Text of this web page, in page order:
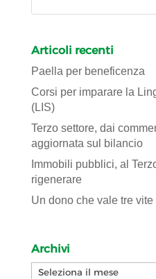
Articoli recenti
Paella per beneficenza
Corsi per imparare la
(LIS)
Terzo settore, dai
aggiornata sul bilancio
Immobili pubblici, al
rigenerare
Un dono che vale tre vite
Archivi
Archivi